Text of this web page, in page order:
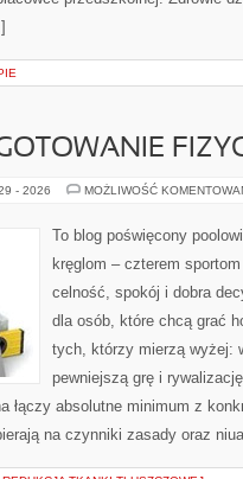
- 2026 MOŻLIWOŚĆ
To blog poświęcony
kręglom – czterem
celność, spokój i dobra
dla osób, które chcą grać
tych, którzy mierzą wyżej:
pewniejszą grę i
łączy absolutne minimum z
na czynniki zasady oraz